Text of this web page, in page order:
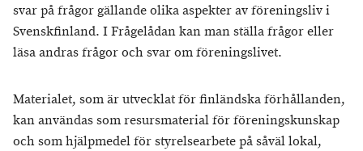
svar på frågor gällande olika aspekter av föreningsliv i
Svenskfinland. I Frågelådan kan man ställa frågor eller
läsa andras frågor och svar om föreningslivet.
Materialet, som är utvecklat för finländska förhållanden,
kan användas som resursmaterial för föreningskunskap
och som hjälpmedel för styrelsearbete på såväl lokal,